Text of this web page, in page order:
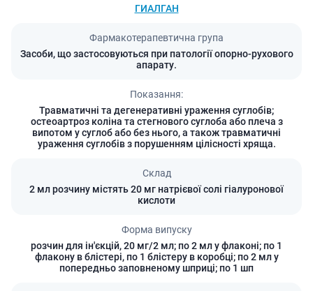
ГИАЛГАН
Фармакотерапевтична група
Засоби, що застосовуються при патології опорно-рухового
апарату.
Показання:
Травматичні та дегенеративні ураження суглобів;
остеоартроз коліна та стегнового суглоба або плеча з
випотом у суглоб або без нього, а також травматичні
ураження суглобів з порушенням цілісності хряща.
Склад
2 мл розчину містять 20 мг натрієвої солі гіалуронової
кислоти
Форма випуску
розчин для ін'єкцій, 20 мг/2 мл; по 2 мл у флаконі; по 1
флакону в блістері, по 1 блістеру в коробці; по 2 мл у
попередньо заповненому шприці; по 1 шп